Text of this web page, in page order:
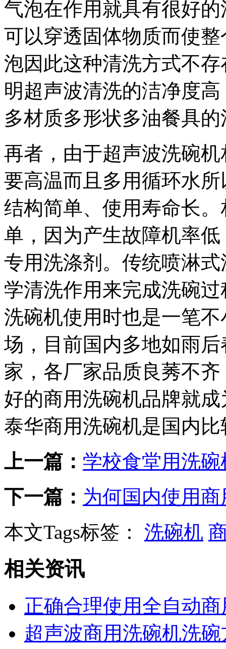
气泡在作用就具有很好
可以穿透固体物质而使
泡因此这种清洗方式不
明超声波清洗的洁净度
多材质多形状多油餐具
再者，由于超声波洗碗
要高温而且多用循环水
结构简单、使用寿命长
单，因为产生故障机率
专用洗涤剂。传统喷淋
学清洗作用来完成洗碗
洗碗机使用时也是一笔
场，目前国内多地如雨
家，各厂家品质良莠不
好的商用洗碗机品牌就
泰华商用洗碗机是国内比
上一篇： 学校食堂用洗
下一篇： 为何国内使用
本文Tags标签：
洗碗机
相关资讯
正确合理使用全自动
超声波商用洗碗机洗